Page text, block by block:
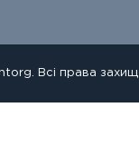
Всі права